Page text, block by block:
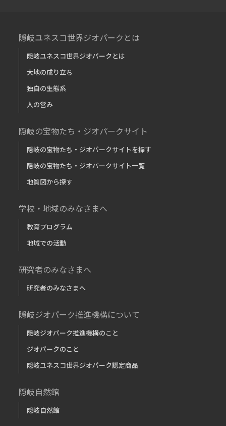
隠岐ユネスコ世界ジオパークとは
隠岐ユネスコ世界ジオパークとは
大地の成り立ち
独自の生態系
人の営み
隠岐の宝物たち・ジオパークサイト
隠岐の宝物たち・ジオパークサイトを探す
隠岐の宝物たち・ジオパークサイト一覧
地質図から探す
学校・地域のみなさまへ
教育プログラム
地域での活動
研究者のみなさまへ
研究者のみなさまへ
隠岐ジオパーク推進機構について
隠岐ジオパーク推進機構のこと
ジオパークのこと
隠岐ユネスコ世界ジオパーク認定商品
隠岐自然館
隠岐自然館